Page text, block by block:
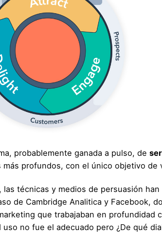
probablemente ganada a pulso, de
profundos, con el único objetivo de
las técnicas y medios de persuasión
de Cambridge Analitica y Facebook,
que trabajaban en profundidad
no fue el adecuado pero ¿De qué